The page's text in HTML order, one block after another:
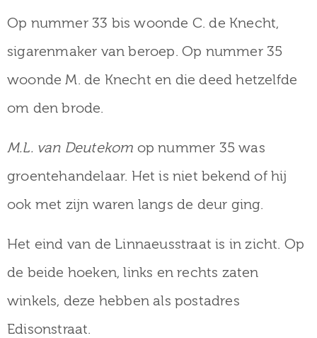
Op nummer 33 bis woonde C. de Knecht,
sigarenmaker van beroep. Op nummer 35
woonde M. de Knecht en die deed hetzelfde
om den brode.
M.L. van Deutekom op nummer 35 was
groentehandelaar. Het is niet bekend of hij
ook met zijn waren langs de deur ging.
Het eind van de Linnaeusstraat is in zicht. Op
de beide hoeken, links en rechts zaten
winkels, deze hebben als postadres
Edisonstraat.